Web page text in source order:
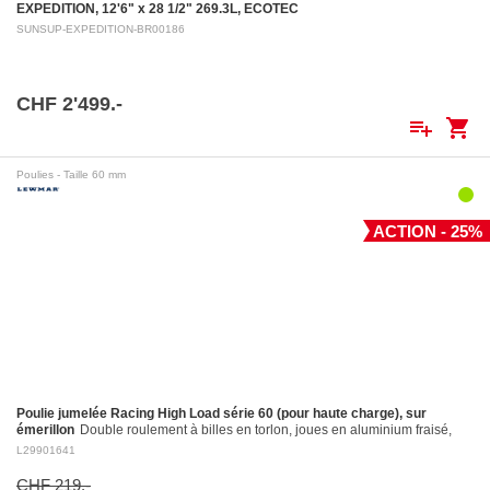
EXPEDITION, 12'6" x 28 1/2" 269.3L, ECOTEC
SUNSUP-EXPEDITION-BR00186
CHF 2'499.-
playlist_add shopping_cart
Poulies - Taille 60 mm
ACTION - 25%
Poulie jumelée Racing High Load série 60 (pour haute charge), sur
émerillon Double roulement à billes en torlon, joues en aluminium fraisé,
réa en aluminium fraisé Ø 60 mm. Réa en aluminium: ø 60 mm Pour
L29901641
CHF 219.-